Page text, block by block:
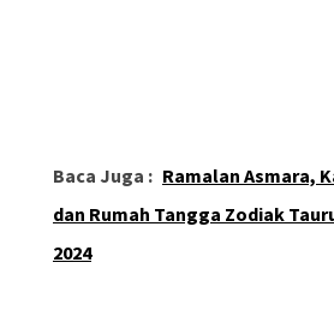
Baca Juga : Ramalan Asmara,
dan Rumah Tangga Zodiak
2024